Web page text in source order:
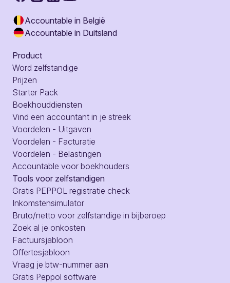
Accountable in België
Accountable in Duitsland
Product
Word zelfstandige
Prijzen
Starter Pack
Boekhouddiensten
Vind een accountant in je streek
Voordelen - Uitgaven
Voordelen - Facturatie
Voordelen - Belastingen
Accountable voor boekhouders
Tools voor zelfstandigen
Gratis PEPPOL registratie check
Inkomstensimulator
Bruto/netto voor zelfstandige in bijberoep
Zoek al je onkosten
Factuursjabloon
Offertesjabloon
Vraag je btw-nummer aan
Gratis Peppol software